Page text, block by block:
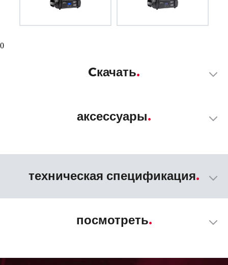
0
Cкачать
аксессуары
техническая спецификация
посмотреть